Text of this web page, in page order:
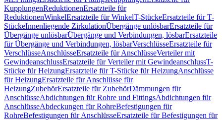
KupplungenReduktionenErsatzteile für
ReduktionenWinkelErsatzteile für WinkelT-StückeErsatzteile für T-
StückeInnenliegende ZirkulationÜbergänge unlösbarErsatzteile für
Übergänge unlösbarÜbergänge und Verbindungen, lösbarErsatzteile
für Übergänge und Verbindungen, lösbarVerschlüsseErsatzteile für
VerschlüsseAnschlüsseErsatzteile für AnschlüsseVerteiler mit
GewindeanschlussErsatzteile für Verteiler mit GewindeanschlussT-
Stücke für HeizungErsatzteile für T-Stücke für HeizungAnschlüsse
für HeizungErsatzteile für Anschlüsse für
HeizungZubehörErsatzteile für ZubehörDämmungen für
AnschlüsseAbdichtungen für Rohre und FittingsAbdichtungen für
AnschlüsseAbdeckungen für RohreBefestigungen für
RohreBefestigungen für AnschlüsseErsatzteile für Befestigungen für